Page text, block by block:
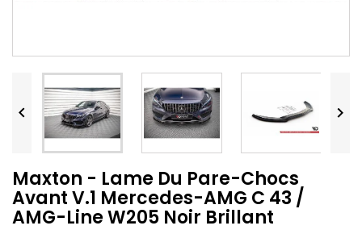
 
Maxton - Lame Du Pare-Chocs
Avant V.1 Mercedes-AMG C 43 /
AMG-Line W205 Noir Brillant